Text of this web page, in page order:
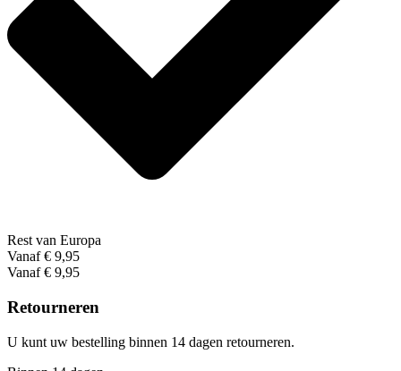
Rest van Europa
Vanaf € 9,95
Vanaf € 9,95
Retourneren
U kunt uw bestelling binnen 14 dagen retourneren.